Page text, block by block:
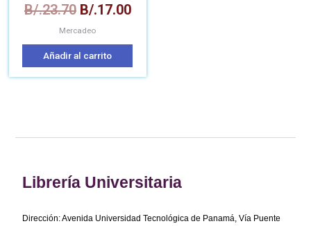
B/.23.70 B/.17.00
Mercadeo
Añadir al carrito
Librería Universitaria
Dirección: Avenida Universidad Tecnológica de Panamá, Vía Puente